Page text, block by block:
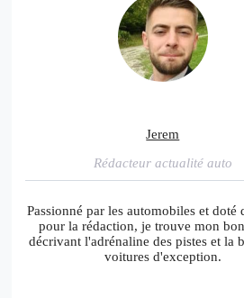
Jerem
Rédacteur actualité auto
Passionné par les automobiles et doté
pour la rédaction, je trouve mon
décrivant l'adrénaline des pistes et la
voitures d'exception.